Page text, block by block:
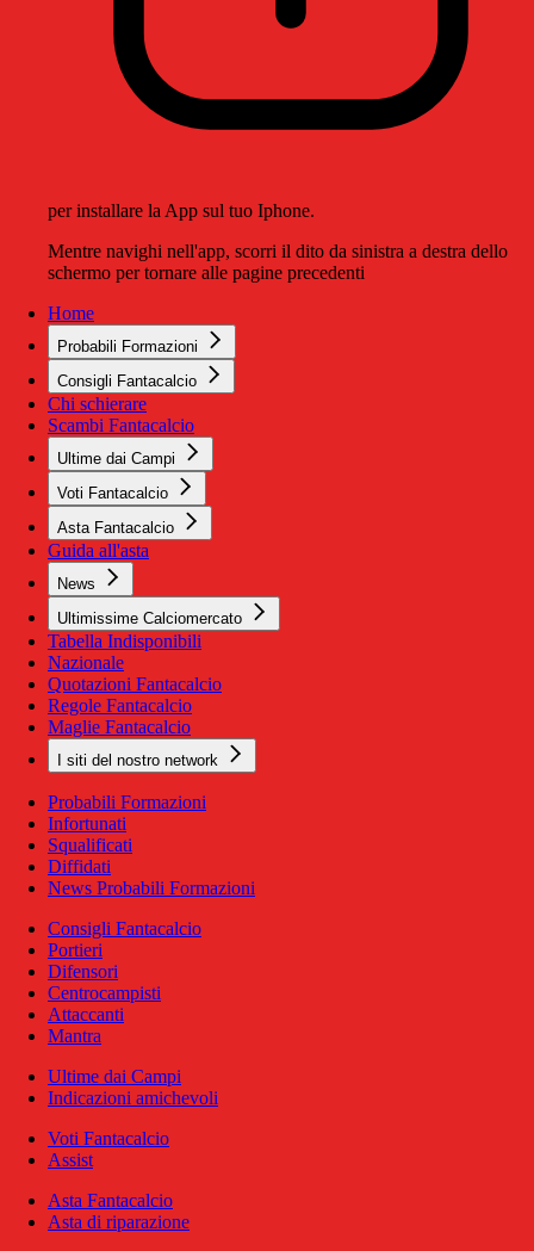
per installare la App sul tuo Iphone.
Mentre navighi nell'app, scorri il dito da sinistra a destra dello
schermo per tornare alle pagine precedenti
Home
Probabili Formazioni
Consigli Fantacalcio
Chi schierare
Scambi Fantacalcio
Ultime dai Campi
Voti Fantacalcio
Asta Fantacalcio
Guida all'asta
News
Ultimissime Calciomercato
Tabella Indisponibili
Nazionale
Quotazioni Fantacalcio
Regole Fantacalcio
Maglie Fantacalcio
I siti del nostro network
Probabili Formazioni
Infortunati
Squalificati
Diffidati
News Probabili Formazioni
Consigli Fantacalcio
Portieri
Difensori
Centrocampisti
Attaccanti
Mantra
Ultime dai Campi
Indicazioni amichevoli
Voti Fantacalcio
Assist
Asta Fantacalcio
Asta di riparazione